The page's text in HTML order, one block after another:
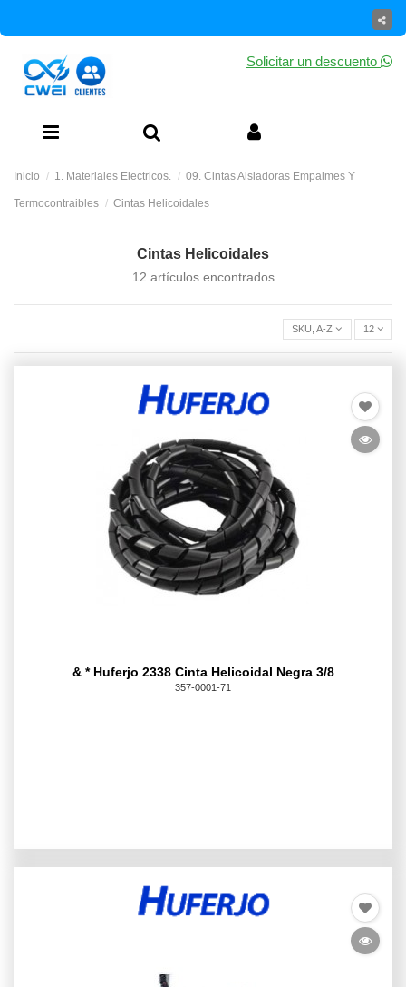
Solicitar un descuento
Inicio 1. Materiales Electricos. 09. Cintas Aisladoras Empalmes Y
Termocontraibles Cintas Helicoidales
Cintas Helicoidales
12 artículos encontrados
SKU, A-Z
& * Huferjo 2338 Cinta Helicoidal Negra 3/8
357-0001-71